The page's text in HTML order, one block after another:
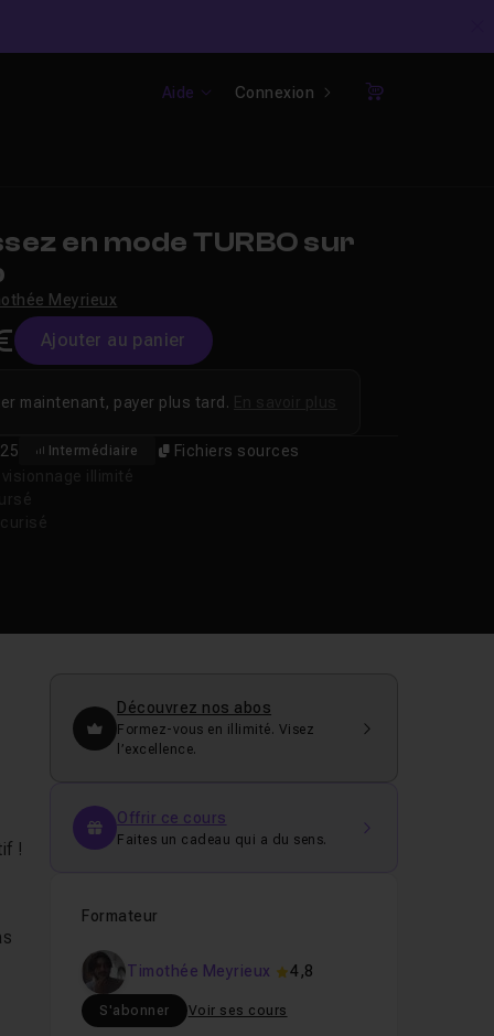
Aide Connexion
Panier
en mode TURBO sur
Meyrieux
Ajouter au panier
Intermédiaire Fichiers sources
maintenant, payer plus tard.
!
Découvrez nos abos
Formez-vous en illimité. Visez
l’excellence.
Offrir ce cours
Faites un cadeau qui a du sens.
Formateur
Timothée Meyrieux 4,8
S'abonner Voir ses cours